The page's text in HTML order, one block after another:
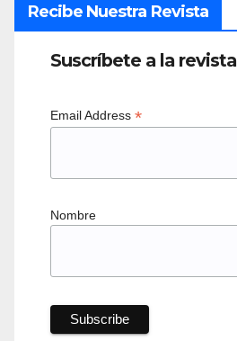
Recibe Nuestra Revista
Suscríbete a la revista
Email Address *
Nombre